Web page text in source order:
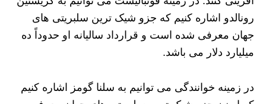
رونالدو اشاره کنیم که جزو شیک ترین سلبریتی های
جهان معرفی شده است و قرارداد سالیانه او حدوداً ده
میلیارد دلار می باشد.
در زمینه خوانندگی می توانیم به سلنا گومز اشاره کنیم